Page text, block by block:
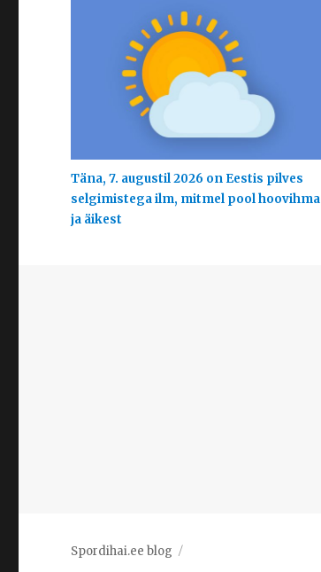
Täna, 7. augustil 2026 on Eestis pilves
selgimistega ilm, mitmel pool hoovihma
ja äikest
Spordihai.ee blog